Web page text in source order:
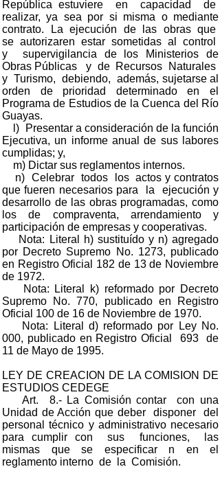
República estuviere en capacidad de
realizar, ya sea por si misma o mediante
contrato. La ejecución de las obras que
se autorizaren estar sometidas al control
y supervigilancia de los Ministerios de
Obras Públicas y de Recursos Naturales
y Turismo, debiendo, además, sujetarse al
orden de prioridad determinado en el
Programa de Estudios de la Cuenca del Río
Guayas.
l) Presentar a consideración de la función
Ejecutiva, un informe anual de sus labores
cumplidas; y,
m) Dictar sus reglamentos internos.
n) Celebrar todos los actos y contratos
que fueren necesarios para la ejecución y
desarrollo de las obras programadas, como
los de compraventa, arrendamiento y
participación de empresas y cooperativas.
Nota: Literal h) sustituído y n) agregado
por Decreto Supremo No. 1273, publicado
en Registro Oficial 182 de 13 de Noviembre
de 1972.
Nota: Literal k) reformado por Decreto
Supremo No. 770, publicado en Registro
Oficial 100 de 16 de Noviembre de 1970.
Nota: Literal d) reformado por Ley No.
000, publicado en Registro Oficial 693 de
11 de Mayo de 1995.
LEY DE CREACION DE LA COMISION DE
ESTUDIOS CEDEGE
Art. 8.- La Comisión contar con una
Unidad de Acción que deber disponer del
personal técnico y administrativo necesario
para cumplir con sus funciones, las
mismas que se especificar n en el
reglamento interno de la Comisión.